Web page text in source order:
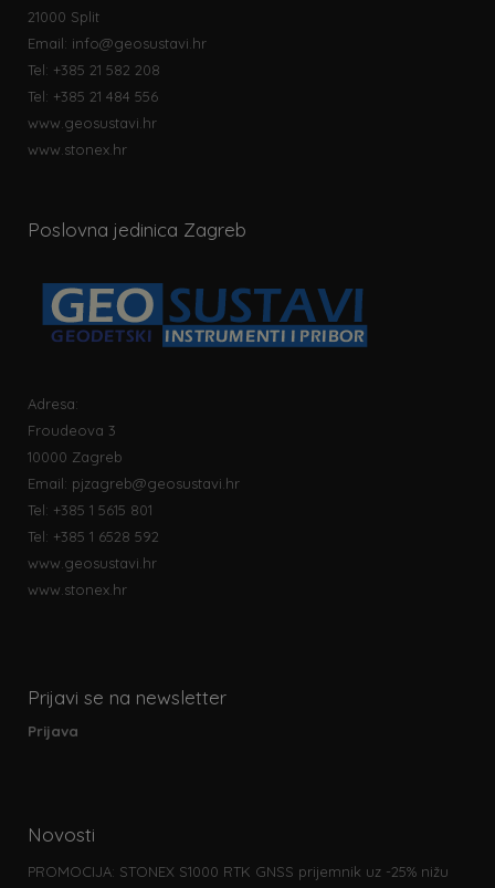
21000 Split
Email: info@geosustavi.hr
Tel: +385 21 582 208
Tel: +385 21 484 556
www.geosustavi.hr
www.stonex.hr
Poslovna jedinica Zagreb
Adresa:
Froudeova 3
10000 Zagreb
Email: pjzagreb@geosustavi.hr
Tel: +385 1 5615 801
Tel: +385 1 6528 592
www.geosustavi.hr
www.stonex.hr
Prijavi se na newsletter
Prijava
Novosti
PROMOCIJA: STONEX S1000 RTK GNSS prijemnik uz -25% nižu